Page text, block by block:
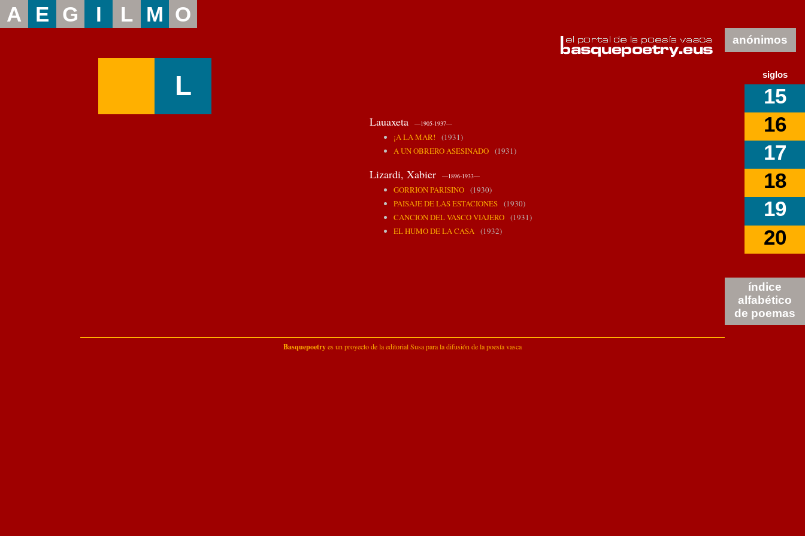
A E G I L M O
L
Lauaxeta —1905-1937—
¡A LA MAR! (1931)
A UN OBRERO ASESINADO(1931)
Lizardi, Xabier —1896-1933—
GORRION PARISINO(1930)
PAISAJE DE LAS ESTACIONES(1930)
CANCION DEL VASCO VIAJERO(1931)
EL HUMO DE LA CASA(1932)
anónimos
siglos
15
16
17
18
19
20
índice
alfabético
de poemas
Basquepoetryes un proyecto de laeditorial Susapara la difusión de la poesía vasca